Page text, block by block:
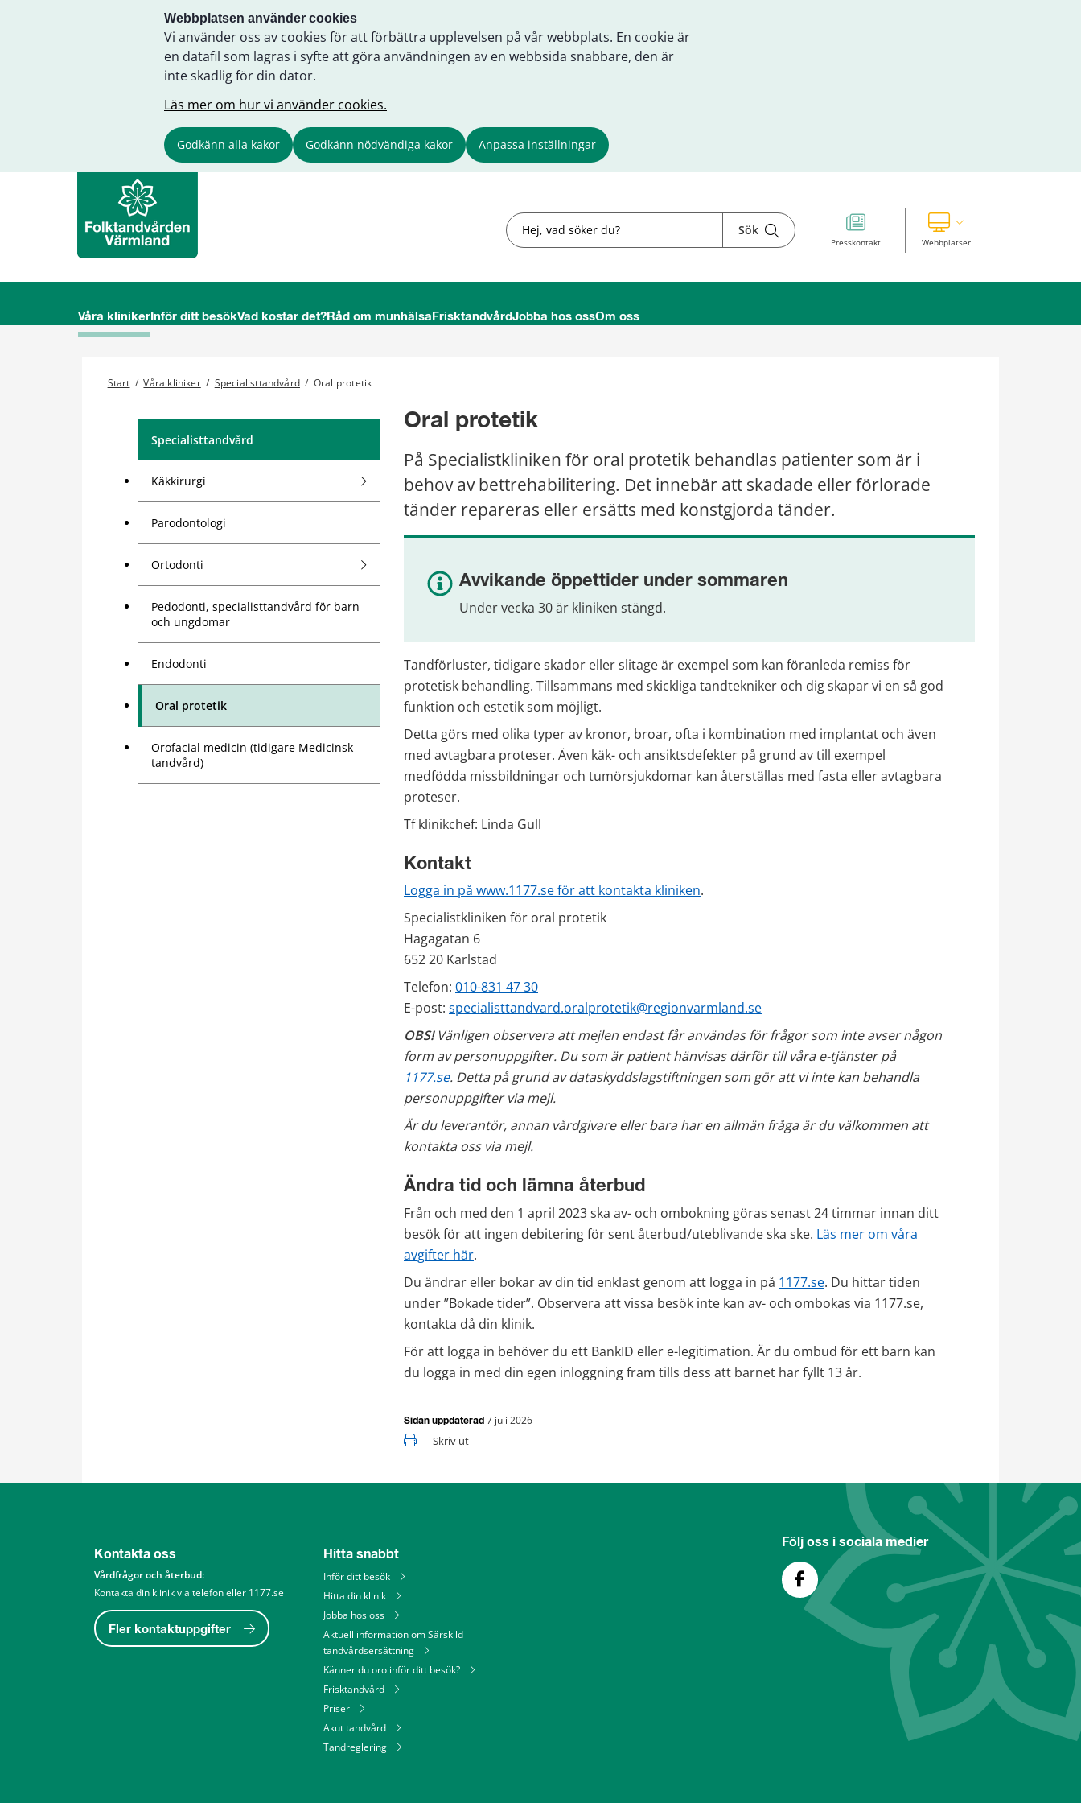
Webbplatsen använder cookies
Vi använder oss av cookies för att förbättra upplevelsen på vår webbplats. En cookie är
en datafil som lagras i syfte att göra användningen av en webbsida snabbare, den är
inte skadlig för din dator.
Läs mer om hur vi använder cookies.
Godkänn alla kakor Godkänn nödvändiga kakor Anpassa inställningar
Sök Sök
Presskontakt WebbplatserVisa våra andra webbplatser
Våra klinikerInför ditt besökVad kostar det?Råd om munhälsa FrisktandvårdJobba hos ossOm oss
Start / Våra kliniker / Specialisttandvård / Oral protetik
Specialisttandvård
Käkkirurgi
Parodontologi
Ortodonti
Pedodonti, specialisttandvård för barn
och ungdomar
Endodonti
Oral protetik
Orofacial medicin (tidigare Medicinsk
tandvård)
Oral protetik
På Specialistkliniken för oral protetik behandlas patienter som är i
behov av bettrehabilitering. Det innebär att skadade eller förlorade
tänder repareras eller ersätts med konstgjorda tänder.
Avvikande öppettider under sommaren
Under vecka 30 är kliniken stängd.
Tandförluster, tidigare skador eller slitage är exempel som kan föranleda remiss för
protetisk behandling. Tillsammans med skickliga tandtekniker och dig skapar vi en så god
funktion och estetik som möjligt.
Detta görs med olika typer av kronor, broar, ofta i kombination med implantat och även
med avtagbara proteser. Även käk- och ansiktsdefekter på grund av till exempel
medfödda missbildningar och tumörsjukdomar kan återställas med fasta eller avtagbara
proteser.
Tf klinikchef: Linda Gull
Kontakt
Logga in på www.1177.se för att kontakta kliniken.
Specialistkliniken för oral protetik
Hagagatan 6
652 20 Karlstad
Telefon: 010-831 47 30
E-post: specialisttandvard.oralprotetik@regionvarmland.se
OBS! Vänligen observera att mejlen endast får användas för frågor som inte avser någon
form av personuppgifter. Du som är patient hänvisas därför till våra e-tjänster på
1177.se. Detta på grund av dataskyddslagstiftningen som gör att vi inte kan behandla
personuppgifter via mejl.
Är du leverantör, annan vårdgivare eller bara har en allmän fråga är du välkommen att
kontakta oss via mejl.
Ändra tid och lämna återbud
Från och med den 1 april 2023 ska av- och ombokning göras senast 24 timmar innan ditt
besök för att ingen debitering för sent återbud/uteblivande ska ske. Läs mer om våra
avgifter här.
Du ändrar eller bokar av din tid enklast genom att logga in på 1177.se. Du hittar tiden
under ”Bokade tider”. Observera att vissa besök inte kan av- och ombokas via 1177.se,
kontakta då din klinik.
För att logga in behöver du ett BankID eller e-legitimation. Är du ombud för ett barn kan
du logga in med din egen inloggning fram tills dess att barnet har fyllt 13 år.
Sidan uppdaterad 7 juli 2026
Skriv ut
Kontakta oss
Vårdfrågor och återbud:
Kontakta din klinik via telefon eller 1177.se
Fler kontaktuppgifter
Hitta snabbt
Inför ditt besök
Hitta din klinik
Jobba hos oss
Aktuell information om Särskild
tandvårdsersättning
Känner du oro inför ditt besök?
Frisktandvård
Priser
Akut tandvård
Tandreglering
Följ oss i sociala medier